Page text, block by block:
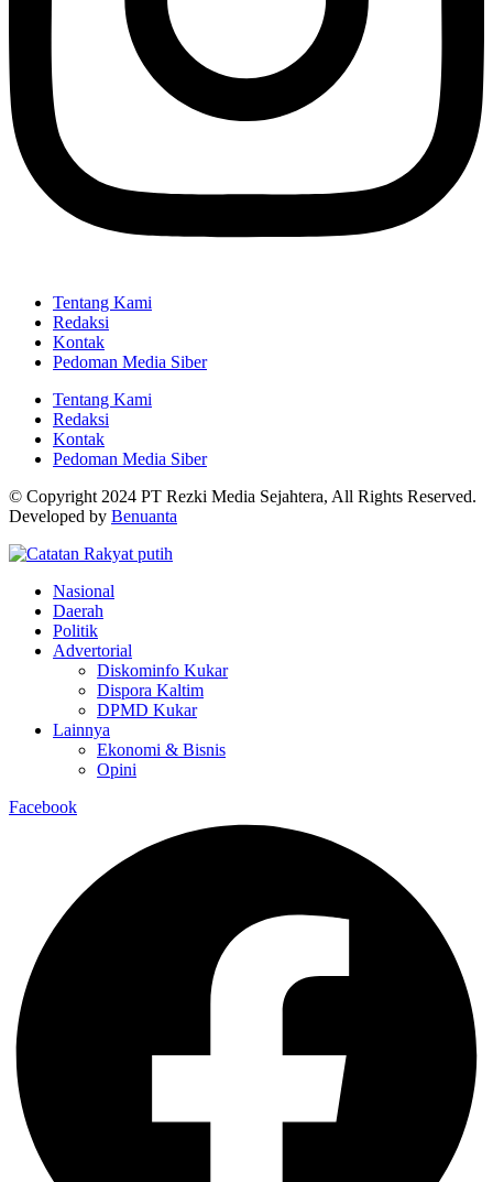
Tentang Kami
Redaksi
Kontak
Pedoman Media Siber
Tentang Kami
Redaksi
Kontak
Pedoman Media Siber
© Copyright 2024 PT Rezki Media Sejahtera, All Rights Reserved.
Developed by Benuanta
Nasional
Daerah
Politik
Advertorial
Diskominfo Kukar
Dispora Kaltim
DPMD Kukar
Lainnya
Ekonomi & Bisnis
Opini
Facebook